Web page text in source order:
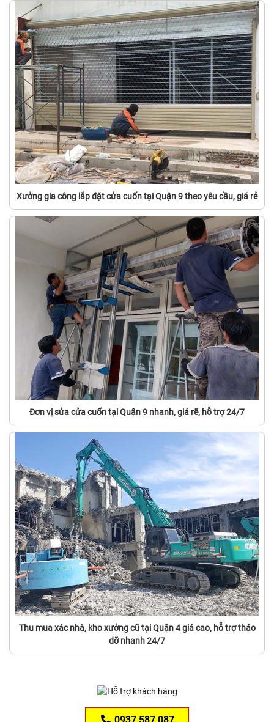
Xưởng gia công lắp đặt cửa cuốn tại Quận 9 theo yêu cầu, giá rẻ
Đơn vị sửa cửa cuốn tại Quận 9 nhanh, giá rẽ, hỗ trợ 24/7
Thu mua xác nhà, kho xưởng cũ tại Quận 4 giá cao, hỗ trợ tháo
dỡ nhanh 24/7
0937 587 087